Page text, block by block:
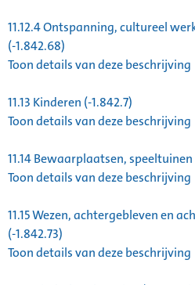
11.12.4Ontspanning, cultureel
(-1.842.68)
Toon details van deze beschrijving
11.13 Kinderen (-1.842.7)
Toon details van deze beschrijving
11.14Bewaarplaatsen, speeltuinen
Toon details van deze beschrijving
11.15Wezen, achtergebleven en
(-1.842.73)
Toon details van deze beschrijving